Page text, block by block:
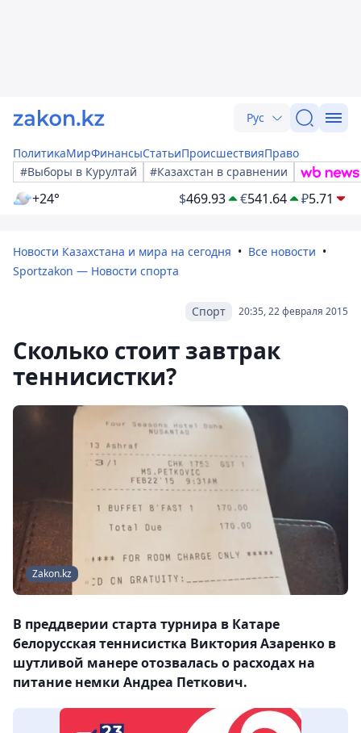
Рус
ПолитикаМирФинансыСтатьиПроисшествияПраво
#Выборы в Курултай
#Казахстан в сравнении
+24° $469.93 €541.64 ₽5.71
Новости Казахстана и мира на сегодня
Все новости
Sportzakon — Новости спорта
20:35, 22 февраля 2015
Спорт
Сколько стоит завтрак
теннисистки?
Zakon.kz
В преддверии старта турнира в Катаре
белорусская теннисистка Виктория Азаренко в
шутливой манере отозвалась о расходах на
питание немки Андреа Петкович.